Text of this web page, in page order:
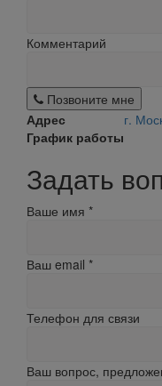
Комментарий
Позвоните мне
Адрес
г.
График работы
Задать
Ваше имя *
Ваш email *
Телефон для связи
Ваш вопрос,